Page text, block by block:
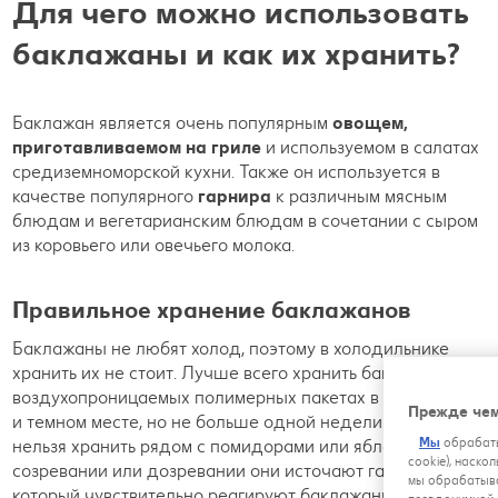
Для чего можно использовать
баклажаны и как их хранить?
Баклажан является очень популярным овощем,
приготавливаемом на гриле и используемом в салатах
средиземноморской кухни. Также он используется в
качестве популярного гарнира к различным мясным
блюдам и вегетарианским блюдам в сочетании с сыром
из коровьего или овечьего молока.
Правильное хранение баклажанов
Баклажаны не любят холод, поэтому в холодильнике
хранить их не стоит. Лучше всего хранить баклажаны в
воздухопроницаемых полимерных пакетах в прохладном
и темном месте, но не больше одной недели. Баклажаны
нельзя хранить рядом с помидорами или яблоками. При
созревании или дозревании они источают газ этилен, на
Прежде
Мы
cookie),
мы